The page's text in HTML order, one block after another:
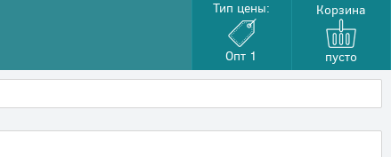
Тип цены:
Опт 1
Корзина
пусто